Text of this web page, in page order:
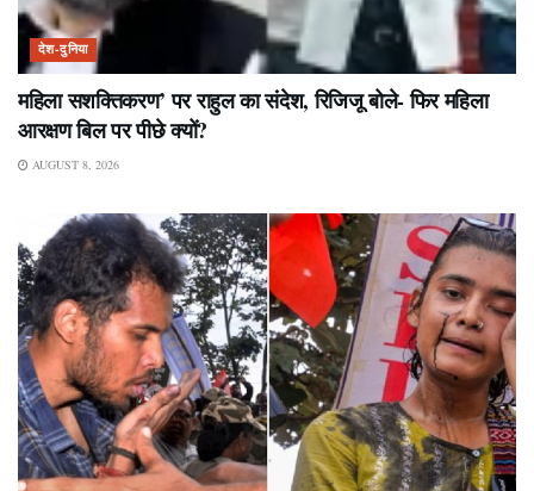
देश-दुनिया
महिला सशक्तिकरण’ पर राहुल का संदेश, रिजिजू बोले- फिर महिला
आरक्षण बिल पर पीछे क्यों?
AUGUST 8, 2026